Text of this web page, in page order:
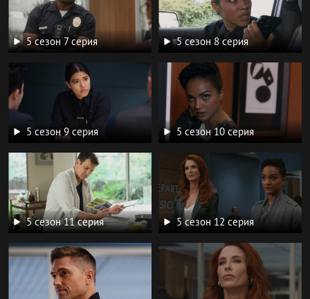
5 сезон 7 серия 5 сезон 8 серия
5 сезон 9 серия 5 сезон 10 серия
5 сезон 11 серия 5 сезон 12 серия